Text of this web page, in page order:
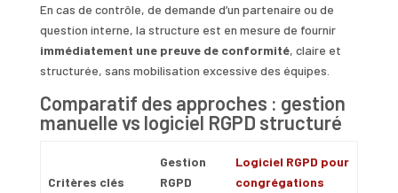
En cas de contrôle, de demande d’un partenaire ou de
question interne, la structure est en mesure de fournir
immédiatement une preuve de conformité, claire et
structurée, sans mobilisation excessive des équipes.
Comparatif des approches : gestion
manuelle vs logiciel RGPD structuré
Critères clés
Gestion
RGPD
Logiciel RGPD pour
congrégations